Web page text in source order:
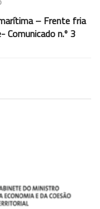
– Frente fria
Comunicado n.º 3